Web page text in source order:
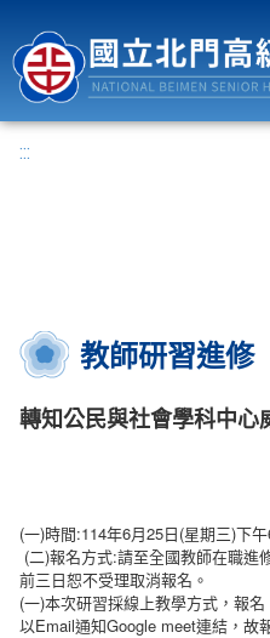
:::
教師研習進修
轉知公民與社會學科中心
(一)時間:114年6月25日(星期三)下
(二)報名方式:請至全國教師在職進
前三日恕不受理取消報名。
(一)本次研習採線上教學方式，報名
以Email通知Google meet連結，故